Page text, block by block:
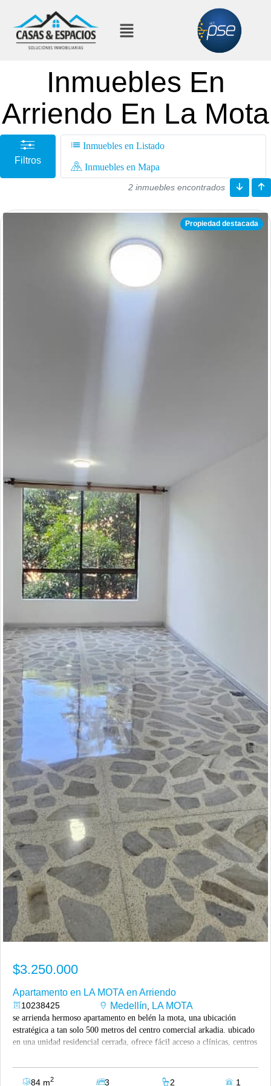
Inmuebles En
Arriendo En La Mota
Filtros
Inmuebles en Listado
Inmuebles en Mapa
2 inmuebles encontrados
Propiedad destacada
$3.250.000
Apartamento en LA MOTA en Arriendo
10238425 Medellín LA MOTA
se arrienda hermoso apartamento en belén la mota, una ubicación
estratégica a tan solo 500 metros del centro comercial arkadia. ubicado
en una unidad residencial cerrada, ofrece fácil acceso a clínicas, centros
múltiples rutas de transporte público, brindando comodidad y una
excelente calidad de vida. el apartamento cuenta con un área de 84 m²,
84 m2 3 2 1